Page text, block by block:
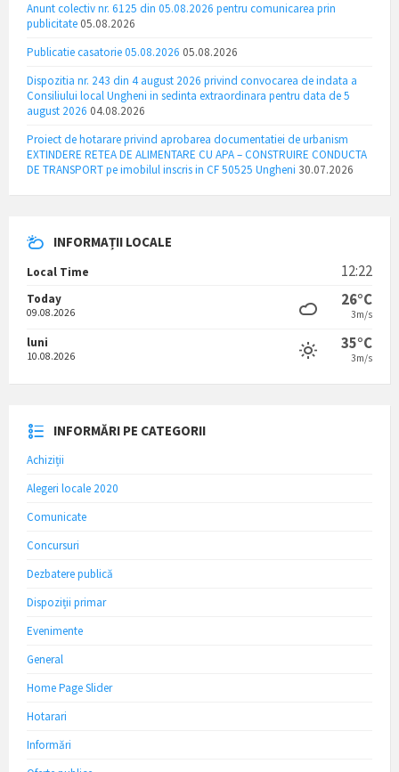
Anunt colectiv nr. 6125 din 05.08.2026 pentru comunicarea prin
publicitate 05.08.2026
Publicatie casatorie 05.08.2026 05.08.2026
Dispozitia nr. 243 din 4 august 2026 privind convocarea de indata a
Consiliului local Ungheni in sedinta extraordinara pentru data de 5
august 2026 04.08.2026
Proiect de hotarare privind aprobarea documentatiei de urbanism
EXTINDERE RETEA DE ALIMENTARE CU APA – CONSTRUIRE CONDUCTA
DE TRANSPORT pe imobilul inscris in CF 50525 Ungheni 30.07.2026
INFORMAȚII LOCALE
Local Time 12:22
Today
09.08.2026
26°C
3m/s
luni
10.08.2026
35°C
3m/s
INFORMĂRI PE CATEGORII
Achiziții
Alegeri locale 2020
Comunicate
Concursuri
Dezbatere publică
Dispoziții primar
Evenimente
General
Home Page Slider
Hotarari
Informări